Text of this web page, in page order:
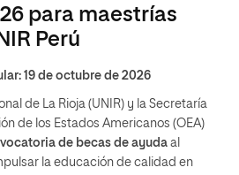
para maestrías
Perú
19 de octubre de 2026
de La Rioja (UNIR) y la Secretaría
de los Estados Americanos (OEA)
de becas de ayuda al
la educación de calidad en